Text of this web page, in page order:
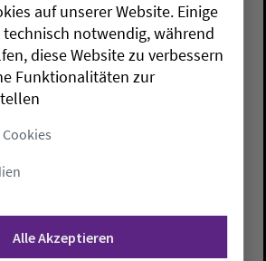
dass er sich in einem
für eine Pfarrstelle außerhalb
befinde. Da aber letzte
ausstünden, bat Janssen um
Auskünfte geben zu
Gemeinsamen
das Vertrauen, ihn mit der
des Bischofsamtes zu
die Amtsgeschäfte gerne
auf unserer Website. Einige
notwendig, während
diese Website zu verbessern
Funktionalitäten zur
Alle Akzeptieren